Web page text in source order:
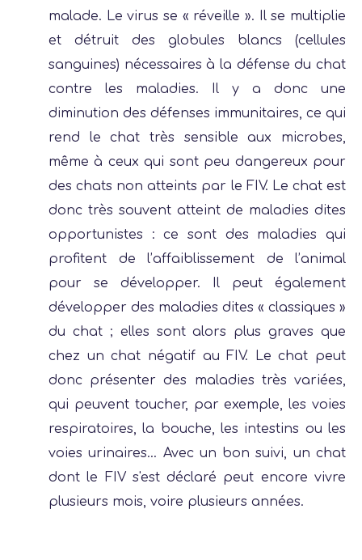
malade. Le virus se « réveille ». Il se multiplie
et détruit des globules blancs (cellules
sanguines) nécessaires à la défense du chat
contre les maladies. Il y a donc une
diminution des défenses immunitaires, ce qui
rend le chat très sensible aux microbes,
même à ceux qui sont peu dangereux pour
des chats non atteints par le FIV. Le chat est
donc très souvent atteint de maladies dites
opportunistes : ce sont des maladies qui
profitent de l’affaiblissement de l’animal
pour se développer. Il peut également
développer des maladies dites « classiques »
du chat ; elles sont alors plus graves que
chez un chat négatif au FIV. Le chat peut
donc présenter des maladies très variées,
qui peuvent toucher, par exemple, les voies
respiratoires, la bouche, les intestins ou les
voies urinaires... Avec un bon suivi, un chat
dont le FIV s'est déclaré peut encore vivre
plusieurs mois, voire plusieurs années.